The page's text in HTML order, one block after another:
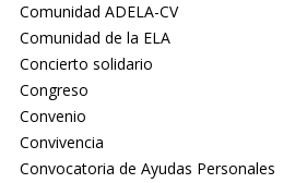
Comunidad ADELA-CV
Comunidad de la ELA
Concierto solidario
Congreso
Convenio
Convivencia
Convocatoria de Ayudas Personales